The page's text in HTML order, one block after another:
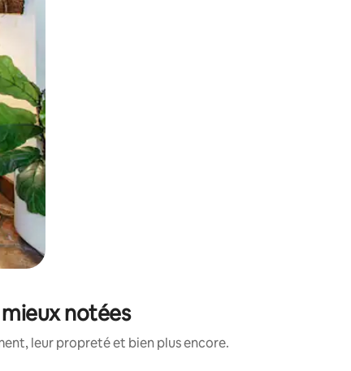
notées
leur propreté et bien plus encore.